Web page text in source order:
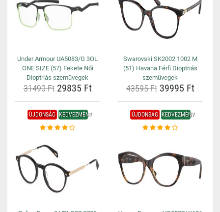
Under Armour UA5083/G 3OL
ONE SIZE (57) Fekete Női
Dioptriás szemüvegek
31490 Ft29835 Ft
Swarovski SK2002 1002 M
(51) Havana Férfi Dioptriás
szemüvegek
43595 Ft39995 Ft
ÚJDONSÁG KEDVEZMÉNY ÚJDONSÁG KEDVEZMÉNY